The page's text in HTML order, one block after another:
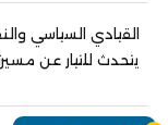
القيادي السياسي
يتحدث للتيار عن